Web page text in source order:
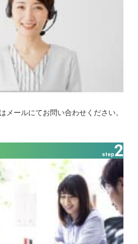
メールにてお問い合わせください。
step2